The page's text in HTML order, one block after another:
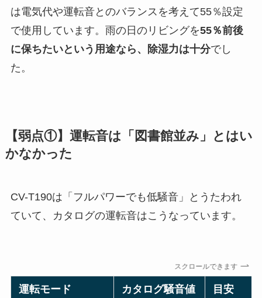
は電気代や運転音とのバランスを考えて55％設定
で使用しています。雨の日のリビングを55％前後
に保ちたいという用途なら、除湿力は十分でし
た。
【弱点①】運転音は「図書館並み」とはい
かなかった
CV-T190は「フルパワーでも低騒音」とうたわれ
ていて、カタログの運転音はこうなっています。
スクロールできます
運転モード カタログ騒音値 目安